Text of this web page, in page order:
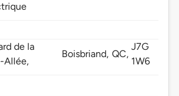
de la
Allée,
Boisbriand, QC,
J7G
1W6